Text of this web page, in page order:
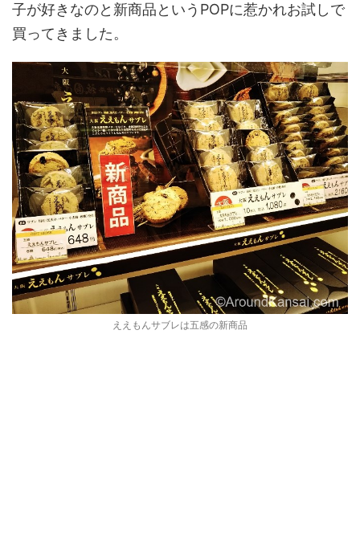
子が好きなのと新商品というPOPに惹かれお試しで
買ってきました。
ええもんサブレは五感の新商品